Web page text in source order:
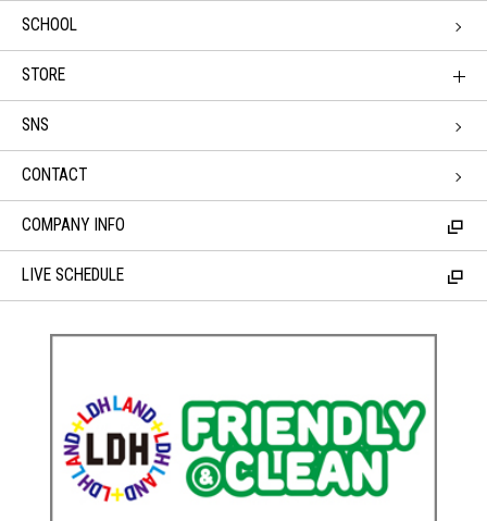
SCHOOL
STORE
SNS
CONTACT
COMPANY INFO
LIVE SCHEDULE